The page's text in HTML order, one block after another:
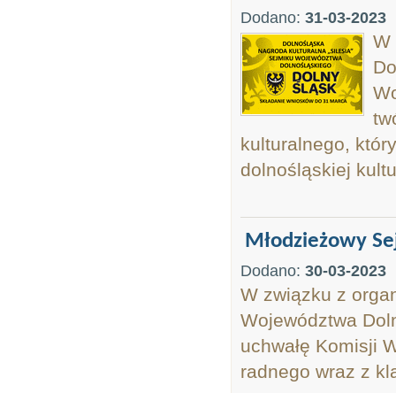
Dodano: 31-03-2023
W
kulturalnego,
dolnośląskiej
Młodzieżowy
Dodano: 30-03-2023
W związku z
Województwa
uchwałę Komisji
radnego wraz z